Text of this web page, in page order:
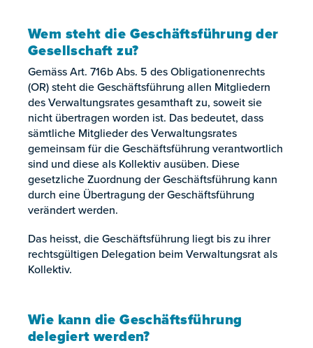
Wem steht die Geschäftsführung der
Gesellschaft zu?
Gemäss Art. 716b Abs. 5 des Obligationenrechts
(OR) steht die Geschäftsführung allen Mitgliedern
des Verwaltungsrates gesamthaft zu, soweit sie
nicht übertragen worden ist. Das bedeutet, dass
sämtliche Mitglieder des Verwaltungsrates
gemeinsam für die Geschäftsführung verantwortlich
sind und diese als Kollektiv ausüben. Diese
gesetzliche Zuordnung der Geschäftsführung kann
durch eine Übertragung der Geschäftsführung
verändert werden.
Das heisst, die Geschäftsführung liegt bis zu ihrer
rechtsgültigen Delegation beim Verwaltungsrat als
Kollektiv.
Wie kann die Geschäftsführung
delegiert werden?